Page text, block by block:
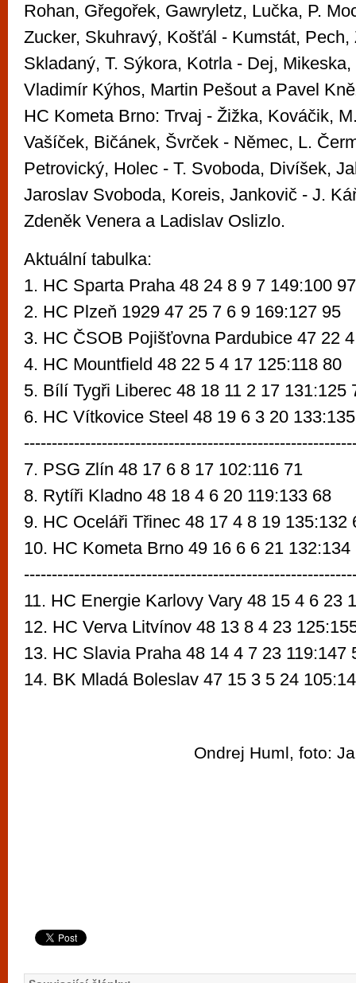
Rohan, Gřegořek, Gawryletz, Lučka, P.
Zucker, Skuhravý, Košťál - Kumstát, Pech,
Skladaný, T. Sýkora, Kotrla - Dej,
Vladimír Kýhos, Martin Pešout a Pavel
HC Kometa Brno: Trvaj - Žižka, Kováčik,
Vašíček, Bičánek, Švrček - Němec, L.
Petrovický, Holec - T. Svoboda, Divíšek,
Jaroslav Svoboda, Koreis, Jankovič - J.
Zdeněk Venera a Ladislav Oslizlo.
Aktuální tabulka:
1. HC Sparta Praha 48 24 8 9 7 149:100
2. HC Plzeň 1929 47 25 7 6 9 169:127 95
3. HC ČSOB Pojišťovna Pardubice 47 22
4. HC Mountfield 48 22 5 4 17 125:118 80
5. Bílí Tygři Liberec 48 18 11 2 17 131:125
6. HC Vítkovice Steel 48 19 6 3 20
7. PSG Zlín 48 17 6 8 17 102:116 71
8. Rytíři Kladno 48 18 4 6 20 119:133 68
9. HC Oceláři Třinec 48 17 4 8 19 135:132
10. HC Kometa Brno 49 16 6 6 21
11. HC Energie Karlovy Vary 48 15 4 6 23
12. HC Verva Litvínov 48 13 8 4 23
13. HC Slavia Praha 48 14 4 7 23 119:147
14. BK Mladá Boleslav 47 15 3 5 24
Ondrej Huml, foto: